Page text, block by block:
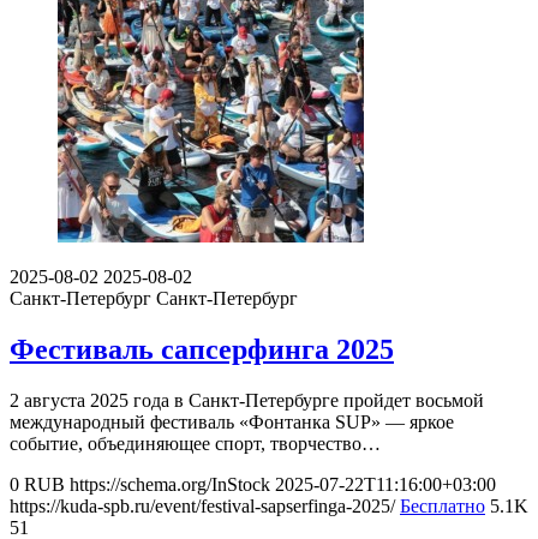
2025-08-02 2025-08-02
Санкт-Петербург Санкт-Петербург
Фестиваль сапсерфинга 2025
2 августа 2025 года в Санкт-Петербурге пройдет восьмой
международный фестиваль «Фонтанка SUP» — яркое
событие, объединяющее спорт, творчество…
0 RUB https://schema.org/InStock 2025-07-22T11:16:00+03:00
https://kuda-spb.ru/event/festival-sapserfinga-2025/ Бесплатно 5.1K
51